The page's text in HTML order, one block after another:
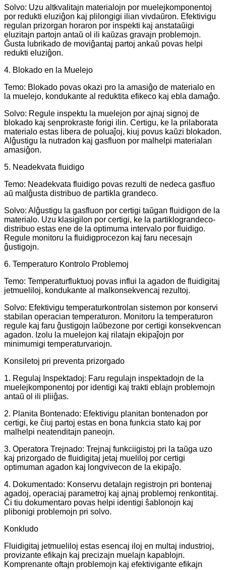
Solvo: Uzu altkvalitajn materialojn por muelejkomponentoj
por redukti eluziĝon kaj plilongigi ilian vivdaŭron. Efektivigu
regulan prizorgan horaron por inspekti kaj anstataŭigi
eluzitajn partojn antaŭ ol ili kaŭzas gravajn problemojn.
Ĝusta lubrikado de moviĝantaj partoj ankaŭ povas helpi
redukti eluziĝon.
4. Blokado en la Muelejo
Temo: Blokado povas okazi pro la amasiĝo de materialo en
la muelejo, kondukante al reduktita efikeco kaj ebla damaĝo.
Solvo: Regule inspektu la muelejon por ajnaj signoj de
blokado kaj senprokraste forigi ilin. Certigu, ke la prilaborata
materialo estas libera de poluaĵoj, kiuj povus kaŭzi blokadon.
Alĝustigu la nutradon kaj gasfluon por malhelpi materialan
amasiĝon.
5. Neadekvata fluidigo
Temo: Neadekvata fluidigo povas rezulti de nedeca gasfluo
aŭ malĝusta distribuo de partikla grandeco.
Solvo: Alĝustigu la gasfluon por certigi taŭgan fluidigon de la
materialo. Uzu klasigilon por certigi, ke la partiklograndeco-
distribuo estas ene de la optimuma intervalo por fluidigo.
Regule monitoru la fluidigprocezon kaj faru necesajn
ĝustigojn.
6. Temperaturo Kontrolo Problemoj
Temo: Temperaturfluktuoj povas influi la agadon de fluidigitaj
jetmueliloj, kondukante al malkonsekvencaj rezultoj.
Solvo: Efektivigu temperaturkontrolan sistemon por konservi
stabilan operacian temperaturon. Monitoru la temperaturon
regule kaj faru ĝustigojn laŭbezone por certigi konsekvencan
agadon. Izolu la muelejon kaj rilatajn ekipaĵojn por
minimumigi temperaturvariojn.
Konsiletoj pri preventa prizorgado
1. Regulaj Inspektadoj: Faru regulajn inspektadojn de la
muelejkomponentoj por identigi kaj trakti eblajn problemojn
antaŭ ol ili pliiĝas.
2. Planita Bontenado: Efektivigu planitan bontenadon por
certigi, ke ĉiuj partoj estas en bona funkcia stato kaj por
malhelpi neatenditajn paneojn.
3. Operatora Trejnado: Trejnaj funkciigistoj pri la taŭga uzo
kaj prizorgado de fluidigitaj jetaj mueliloj por certigi
optimuman agadon kaj longvivecon de la ekipaĵo.
4. Dokumentado: Konservu detalajn registrojn pri bontenaj
agadoj, operaciaj parametroj kaj ajnaj problemoj renkontitaj.
Ĉi tiu dokumentaro povas helpi identigi ŝablonojn kaj
plibonigi problemojn pri solvo.
Konkludo
Fluidigitaj jetmueliloj estas esencaj iloj en multaj industrioj,
provizante efikajn kaj precizajn muelajn kapablojn.
Komprenante oftajn problemojn kaj efektivigante efikajn